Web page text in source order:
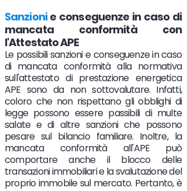
Sanzionie conseguenze in caso di
mancata conformità con
l'Attestato APE
Le possibili sanzioni e conseguenze in caso
di mancata conformità alla normativa
sull'attestato di prestazione energetica
APE sono da non sottovalutare. Infatti,
coloro che non rispettano gli obblighi di
legge possono essere passibili di multe
salate e di altre sanzioni che possono
pesare sul bilancio familiare. Inoltre, la
mancata conformità all'APE può
comportare anche il blocco delle
transazioni immobiliari e la svalutazione del
proprio immobile sul mercato. Pertanto, è